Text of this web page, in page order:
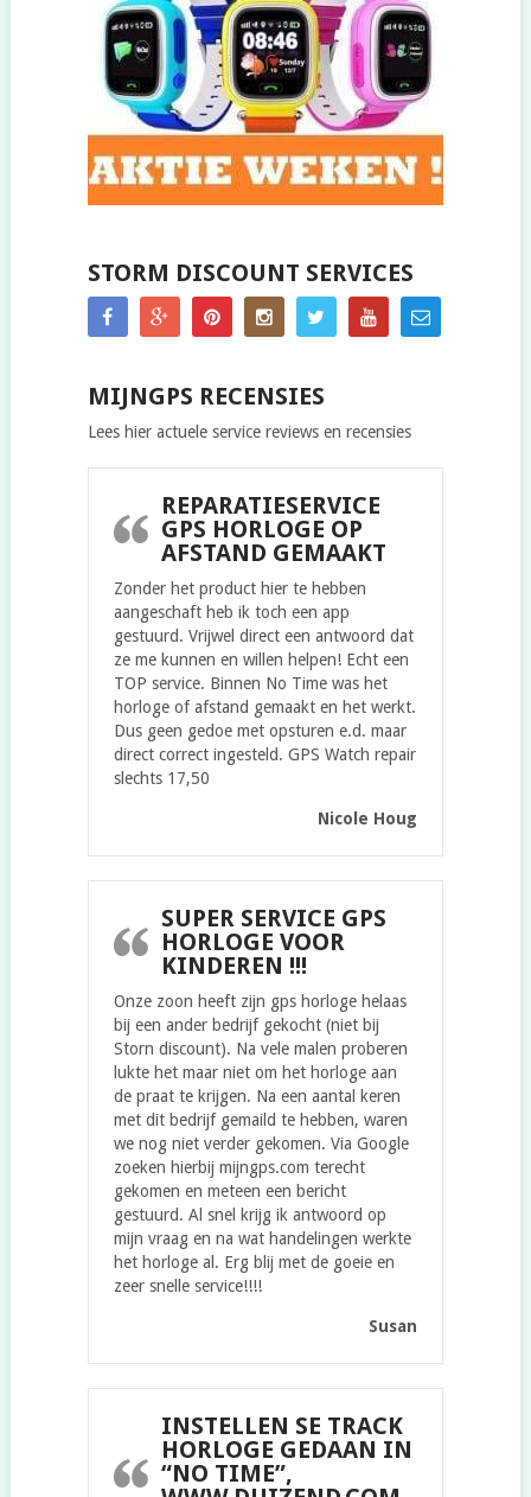
STORM DISCOUNT SERVICES
MIJNGPS RECENSIES
Lees hier actuele service reviews en recensies
REPARATIESERVICE
GPS HORLOGE OP
AFSTAND GEMAAKT
Zonder het product hier te hebben
aangeschaft heb ik toch een app
gestuurd. Vrijwel direct een antwoord dat
ze me kunnen en willen helpen! Echt een
TOP service. Binnen No Time was het
horloge of afstand gemaakt en het werkt.
Dus geen gedoe met opsturen e.d. maar
direct correct ingesteld. GPS Watch repair
slechts 17,50
Nicole Houg
SUPER SERVICE GPS
HORLOGE VOOR
KINDEREN !!!
Onze zoon heeft zijn gps horloge helaas
bij een ander bedrijf gekocht (niet bij
Storn discount). Na vele malen proberen
lukte het maar niet om het horloge aan
de praat te krijgen. Na een aantal keren
met dit bedrijf gemaild te hebben, waren
we nog niet verder gekomen. Via Google
zoeken hierbij mijngps.com terecht
gekomen en meteen een bericht
gestuurd. Al snel krijg ik antwoord op
mijn vraag en na wat handelingen werkte
het horloge al. Erg blij met de goeie en
zeer snelle service!!!!
Susan
INSTELLEN SE TRACK
HORLOGE GEDAAN IN
“NO TIME”,